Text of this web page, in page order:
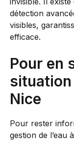
détection
visibles,
efficace.
Pour en
situation
Nice
Pour rester
gestion de l’eau